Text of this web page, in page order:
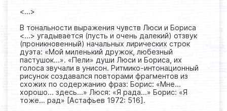
<...>
В тональности выражения чувств Люси и Бориса
<...> угадывается (пусть и очень далекий) отзвук
(проникновенный) начальных лирических строк
дуэта: «Мой миленький дружок, любезный
пастушок…». «Пели» души Люси и Бориса, их
голоса звучали в унисон. Ритмико-интонационный
рисунок создавался повторами фрагментов из
схожих по содержанию фраз: Борис: «Мне…
хорошо… здесь…» Люся: «Я рада…» Борис: «Я
тоже… рад» [Астафьев 1972: 516].